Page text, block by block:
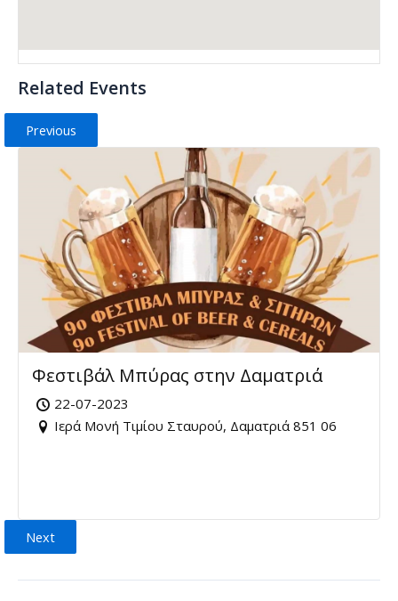
Related Events
Previous
Φεστιβάλ Μπύρας στην Δαματριά
22-07-2023
Ιερά Μονή Τιμίου Σταυρού, Δαματριά 851 06
Next